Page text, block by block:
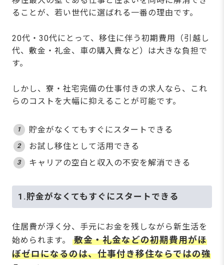
すめ
スキルやキャリアを積むチャンスがある
専門求人サイトおもてなしHRで探そう
【無料】今の職場はブラック？ホワイト？働き
ることが、若い世代に選ばれる一番の理由です。
20代・30代にとって、移住に伴う初期費用（引越し
代、敷金・礼金、車の購入費など）は大きな負担で
す。
しかし、寮・社宅完備の仕事付きの求人なら、これ
らのコストを大幅に抑えることが可能です。
貯金がなくてもすぐにスタートできる
お試し移住として活用できる
キャリアの空白と収入の不安を解消できる
1.貯金がなくてもすぐにスタートできる
住居費が浮く分、手元にお金を残しながら新生活を
始められます。
敷金・礼金などの初期費用がほ
ぼゼロになるのは、仕事付き移住ならではの強